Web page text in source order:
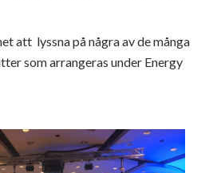
att lyssna på några av de många
som arrangeras under Energy